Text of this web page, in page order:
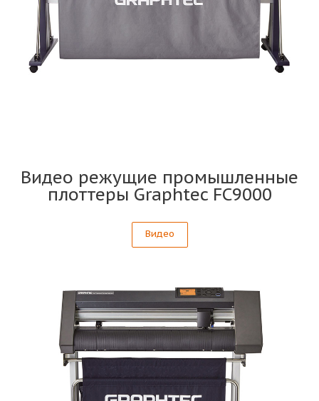
Видео режущие промышленные
плоттеры Graphtec FC9000
Видео